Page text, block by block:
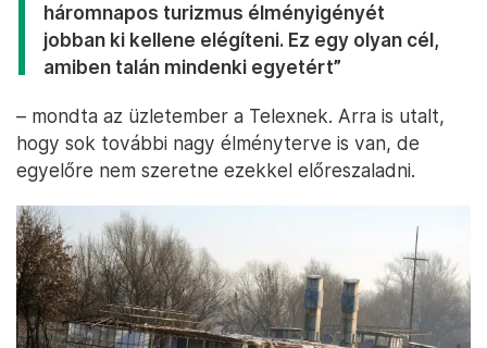
háromnapos turizmus élményigényét
jobban ki kellene elégíteni. Ez egy olyan cél,
amiben talán mindenki egyetért”
– mondta az üzletember a Telexnek. Arra is utalt,
hogy sok további nagy élményterve is van, de
egyelőre nem szeretne ezekkel előreszaladni.